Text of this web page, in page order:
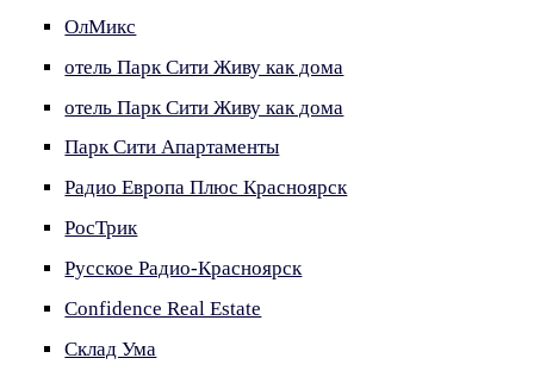
ОлМикс
отель Парк Сити Живу как дома
отель Парк Сити Живу как дома
Парк Сити Апартаменты
Радио Европа Плюс Красноярск
РосТрик
Русское Радио-Красноярск
Сonfidence Real Estate
Склад Ума